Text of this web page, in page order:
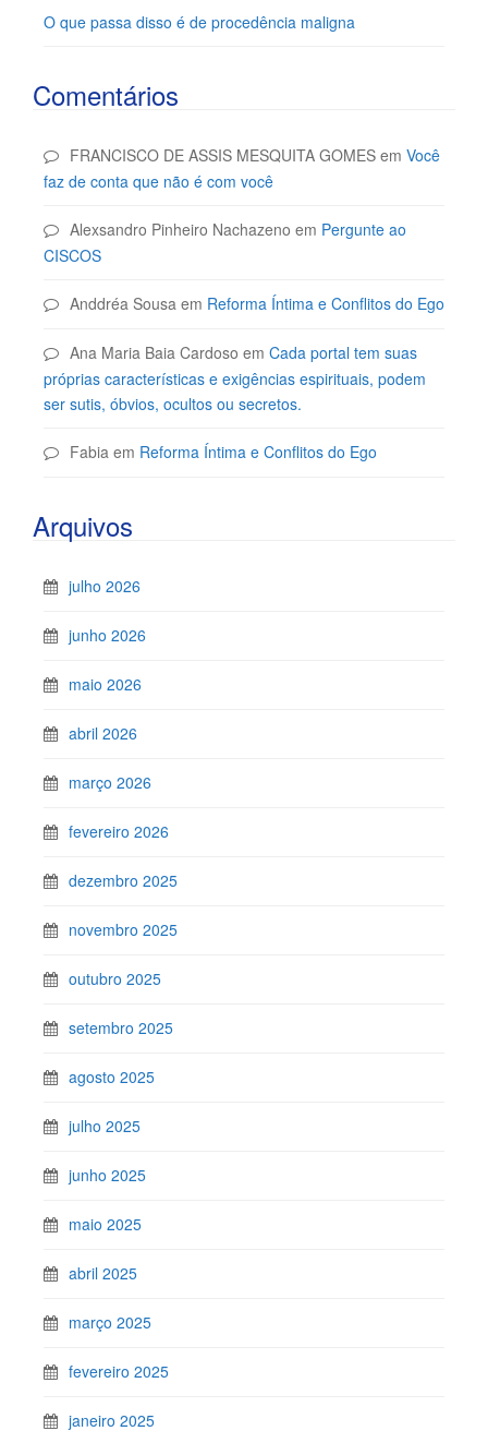
O que passa disso é de procedência maligna
Comentários
FRANCISCO DE ASSIS MESQUITA GOMES em Você
faz de conta que não é com você
Alexsandro Pinheiro Nachazeno em Pergunte ao
CISCOS
Anddréa Sousa em Reforma Íntima e Conflitos do Ego
Ana Maria Baia Cardoso em Cada portal tem suas
próprias características e exigências espirituais, podem
ser sutis, óbvios, ocultos ou secretos.
Fabia em Reforma Íntima e Conflitos do Ego
Arquivos
julho 2026
junho 2026
maio 2026
abril 2026
março 2026
fevereiro 2026
dezembro 2025
novembro 2025
outubro 2025
setembro 2025
agosto 2025
julho 2025
junho 2025
maio 2025
abril 2025
março 2025
fevereiro 2025
janeiro 2025